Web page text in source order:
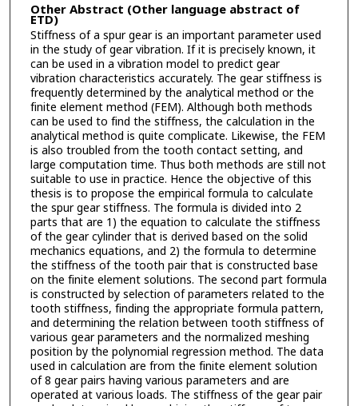
Other Abstract (Other language abstract of
ETD)
Stiffness of a spur gear is an important parameter used
in the study of gear vibration. If it is precisely known, it
can be used in a vibration model to predict gear
vibration characteristics accurately. The gear stiffness is
frequently determined by the analytical method or the
finite element method (FEM). Although both methods
can be used to find the stiffness, the calculation in the
analytical method is quite complicate. Likewise, the FEM
is also troubled from the tooth contact setting, and
large computation time. Thus both methods are still not
suitable to use in practice. Hence the objective of this
thesis is to propose the empirical formula to calculate
the spur gear stiffness. The formula is divided into 2
parts that are 1) the equation to calculate the stiffness
of the gear cylinder that is derived based on the solid
mechanics equations, and 2) the formula to determine
the stiffness of the tooth pair that is constructed base
on the finite element solutions. The second part formula
is constructed by selection of parameters related to the
tooth stiffness, finding the appropriate formula pattern,
and determining the relation between tooth stiffness of
various gear parameters and the normalized meshing
position by the polynomial regression method. The data
used in calculation are from the finite element solution
of 8 gear pairs having various parameters and are
operated at various loads. The stiffness of the gear pair